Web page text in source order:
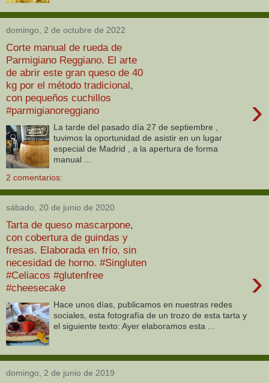
domingo, 2 de octubre de 2022
Corte manual de rueda de
Parmigiano Reggiano. El arte
de abrir este gran queso de 40
kg por el método tradicional,
con pequeños cuchillos
#parmigianoreggiano
›
La tarde del pasado día 27 de septiembre ,
tuvimos la oportunidad de asistir en un lugar
especial de Madrid , a la apertura de forma
manual ...
2 comentarios:
sábado, 20 de junio de 2020
Tarta de queso mascarpone,
con cobertura de guindas y
fresas. Elaborada en frío, sin
necesidad de horno. #Singluten
#Celiacos #glutenfree
#cheesecake
›
Hace unos días, publicamos en nuestras redes
sociales, esta fotografía de un trozo de esta tarta y
el siguiente texto: Ayer elaboramos esta ...
domingo, 2 de junio de 2019